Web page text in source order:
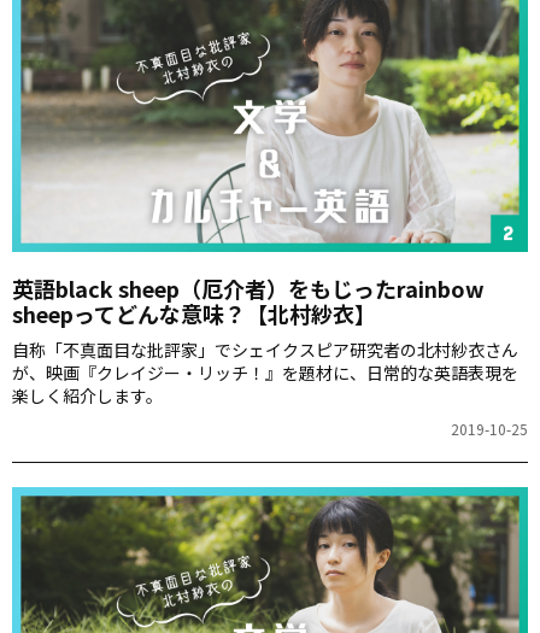
英語black sheep（厄介者）をもじったrainbow
sheepってどんな意味？【北村紗衣】
自称「不真面目な批評家」でシェイクスピア研究者の北村紗衣さん
が、映画『クレイジー・リッチ！』を題材に、日常的な英語表現を
楽しく紹介します。
2019-10-25